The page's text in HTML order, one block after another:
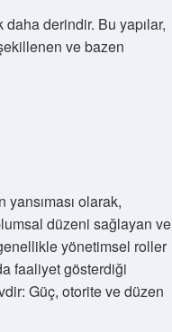
derindir. Bu yapılar,
ve bazen
yansıması olarak,
düzeni sağlayan ve
yönetimsel roller
faaliyet gösterdiği
Güç, otorite ve düzen